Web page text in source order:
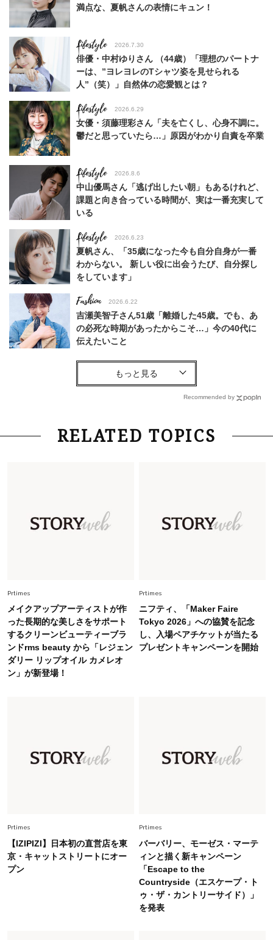
満点な、夏帆さんの表情にキュン！
Lifestyle 2026.7.30
俳優・中村ゆりさん （44歳）「理想のパートナ
ーは、”ヨレヨレのTシャツ姿を見せられる
人”（笑）」自然体の恋愛観とは？
Lifestyle 2026.6.29
女優・須藤理彩さん「夫を亡くし、心身不調に。
鬱だと思っていたら…」原因がわかり自責を卒業
Lifestyle 2026.8.6
中山優馬さん「逃げ出したい朝」もあるけれど、
課題と向き合っている時間が、実は一番充実して
いる
Lifestyle 2026.6.23
夏帆さん、「35歳になった今も自分自身が一番
わからない。 新しい役に出会うたび、自分探し
をしています」
Fashion 2026.6.22
吉瀬美智子さん51歳「離婚した45歳。でも、あ
の必死な時期があったからこそ…」今の40代に
伝えたいこと
Fashion
【40代コンサバ派】白Tシャツは「パール×ゴー
Lifestyle 2026.7.29
「お若いですね」は褒め言葉？“若い＝美しい”と
慣！「金運アップ→トイレ、じゃあ底上げ運
は？」
Fashion 2026.7.16
白黒でもこんなに華やぐ！40代、夏の「甘めト
ップス×パンツ」コーデ〈3選〉
Fashion 2026.5.29
今、40代の「メガネ＆サングラス」のトレンド
オシャレ40代の【ワンピ＆オールインワン】最
旬着こなし3選。地味見え回避のコツは「バッグ
選び」！
【40代のTシャツコーデ】超ビッグサイズ×きれ
いめハーフパンツでモードに昇華
Recommended by
RELATED TOPICS
Prtimes
メイクアップアーティストが作
った長期的な美しさをサポート
するクリーンビューティーブラ
ンドrms beauty から「レジェン
ダリー リップオイル カメレオ
ン」が新登場！
Prtimes
ニフティ、「Maker Faire
Tokyo 2026」への協賛を記念
し、入場ペアチケットが当たる
プレゼントキャンペーンを開始
Prtimes
【IZIPIZI】日本初の直営店を東
京・キャットストリートにオー
プン
Prtimes
バーバリー、モーゼス・マーテ
ィンと描く新キャンペーン
「Escape to the
Countryside（エスケープ・ト
ゥ・ザ・カントリーサイド）」
を発表